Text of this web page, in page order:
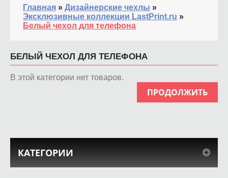
Главная » Дизайнерские чехлы »
Эксклюзивные коллекции LastPrint.ru »
Белый чехол для телефона
БЕЛЫЙ ЧЕХОЛ ДЛЯ ТЕЛЕФОНА
В этой категории нет товаров.
ПРОДОЛЖИТЬ
КАТЕГОРИИ